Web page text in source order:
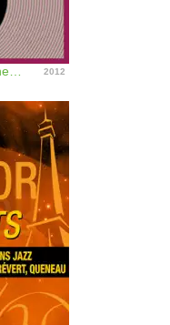
2012